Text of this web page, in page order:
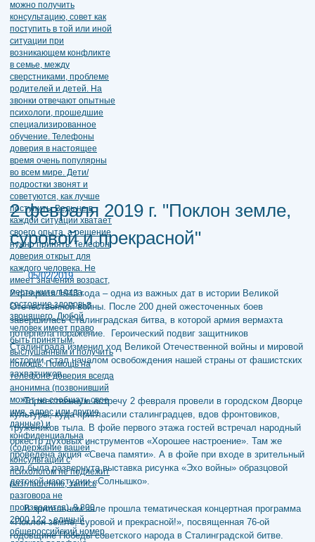
2 февраля 2019 г. "Поклон земле,
суровой и прекрасной"
05/02/2019
2 февраля 1943 года – одна из важных дат в истории Великой
Отечественной войны. После 200 дней ожесточенных боев
завершилась Сталинградская битва, в которой армия вермахта
потерпела поражение. Героический подвиг защитников
Сталинграда изменил ход Великой Отечественной войны и мировой
истории, стал началом освобождения нашей страны от фашистских
захватчиков.
Торжественную встречу 2 февраля провели в городском Дворце
культуры, куда пригласили сталинградцев, вдов фронтовиков,
тружеников тыла. В фойе первого этажа гостей встречал народный
оркестр духовых инструментов «Хорошее настроение». Там же
проведена акция «Свеча памяти». А в фойе при входе в зрительный
зал была развернута выставка рисунка «Эхо войны» образцовой
детской изостудии «Солнышко».
В зрительном зале прошла тематическая концертная программа
«Поклон земле, суровой и прекрасной!», посвященная 76-ой
годовщине Победы советского народа в Сталинградской битве.